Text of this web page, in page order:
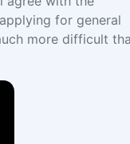
for general
more difficult